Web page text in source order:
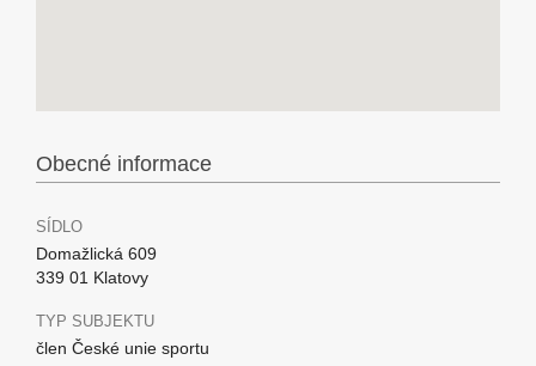
Obecné informace
SÍDLO
Domažlická 609
339 01 Klatovy
TYP SUBJEKTU
člen České unie sportu